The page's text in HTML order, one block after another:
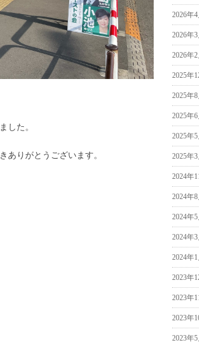
した。
ありがとうございます。
2026年4
2026年3
2026年2
2025年
2025年8
2025年6
2025年5
2025年3
2024年
2024年8
2024年5
2024年3
2024年1
2023年
2023年
2023年
2023年5